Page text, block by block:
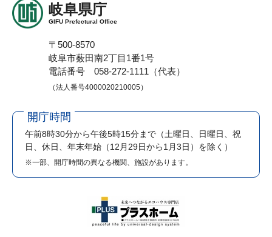
岐阜県庁
GIFU Prefectural Office
〒500-8570
岐阜市薮田南2丁目1番1号
電話番号 058-272-1111（代表）
（法人番号4000020210005）
開庁時間
午前8時30分から午後5時15分まで （土曜日、日曜日、祝
日、休日、年末年始（12月29日から1月3日）を除く）
※一部、開庁時間の異なる機関、施設があります。